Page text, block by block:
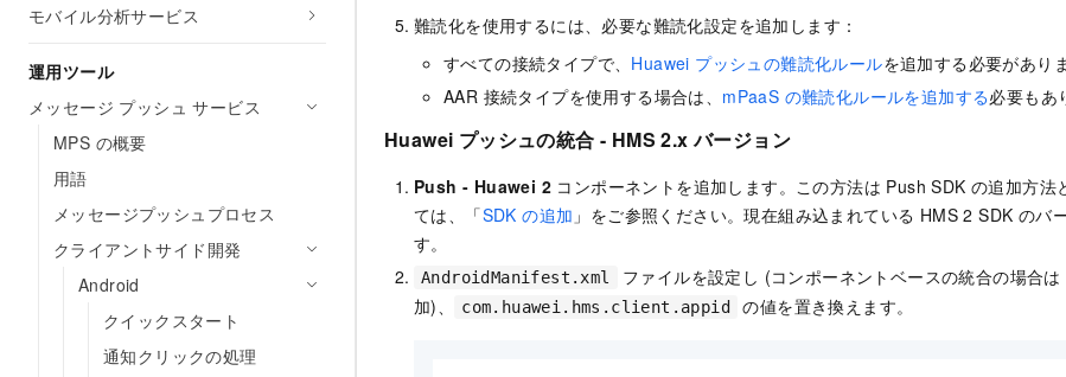
モバイル分析サービス
運用ツール
メッセージ プッシュ サービス
MPS の概要
用語
メッセージプッシュプロセス
クライアントサイド開発
Android
クイックスタート
通知クリックの処理
難読化を使用するには、必要な難読化設定を追加します：
すべての接続タイプで、 Huawei プッシュの難読化ルールを追加する必要がありま
AAR 接続タイプを使用する場合は、 mPaaS の難読化ルールを追加する必要もあ
Huawei プッシュの統合 - HMS 2.x バージョン
Push - Huawei 2 コンポーネントを追加します。この方法は Push SDK の追加方法
ては、「SDK の追加 」をご参照ください。現在組み込まれている HMS 2 SDK のバ
す。
AndroidManifest.xml
ファイルを設定し (コンポーネントベースの統合の場合
加)、
com.huawei.hms.client.appid の値を置き換えます。